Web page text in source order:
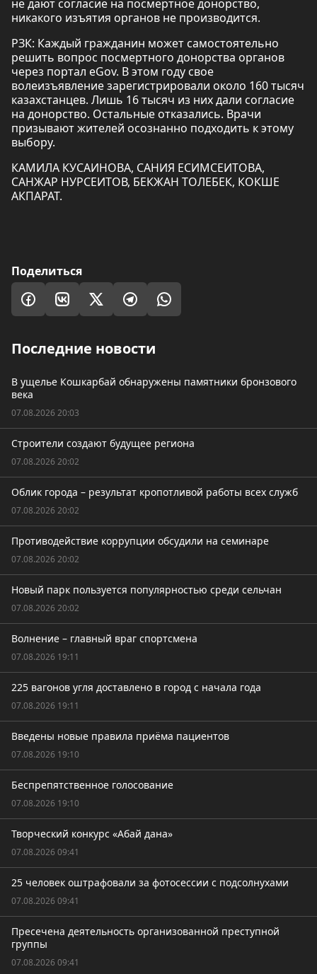
не дают согласие на посмертное донорство,
никакого изъятия органов не производится.
РЗК: Каждый гражданин может самостоятельно
решить вопрос посмертного донорства органов
через портал eGov. В этом году свое
волеизъявление зарегистрировали около 160 тысяч
казахстанцев. Лишь 16 тысяч из них дали согласие
на донорство. Остальные отказались. Врачи
призывают жителей осознанно подходить к этому
выбору.
КАМИЛА КУСАИНОВА, САНИЯ ЕСИМСЕИТОВА,
САНЖАР НУРСЕИТОВ, БЕКЖАН ТОЛЕБЕК, КОКШЕ
АКПАРАТ.
Поделиться
Последние новости
В ущелье Кошкарбай обнаружены памятники бронзового
века
07.08.2026 20:03
Строители создают будущее региона
07.08.2026 20:02
Облик города – результат кропотливой работы всех служб
07.08.2026 20:02
Противодействие коррупции обсудили на семинаре
07.08.2026 20:02
Новый парк пользуется популярностью среди сельчан
07.08.2026 20:02
Волнение – главный враг спортсмена
07.08.2026 19:11
225 вагонов угля доставлено в город с начала года
07.08.2026 19:11
Введены новые правила приёма пациентов
07.08.2026 19:10
Беспрепятственное голосование
07.08.2026 19:10
Творческий конкурс «Абай дана»
07.08.2026 09:41
25 человек оштрафовали за фотосессии с подсолнухами
07.08.2026 09:41
Пресечена деятельность организованной преступной
группы
07.08.2026 09:41